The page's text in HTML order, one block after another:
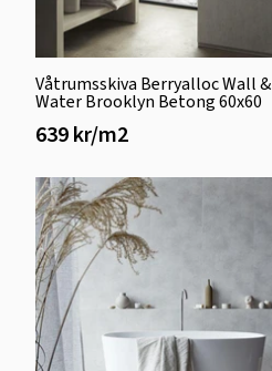
Våtrumsskiva Berryalloc Wall &
Water Brooklyn Betong 60x60
639 kr/m2